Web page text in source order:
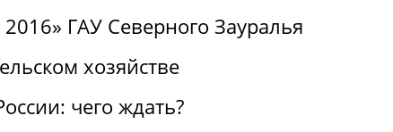
ГАУ Северного Зауралья
хозяйстве
чего ждать?